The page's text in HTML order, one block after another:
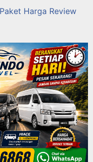
Paket Harga Review